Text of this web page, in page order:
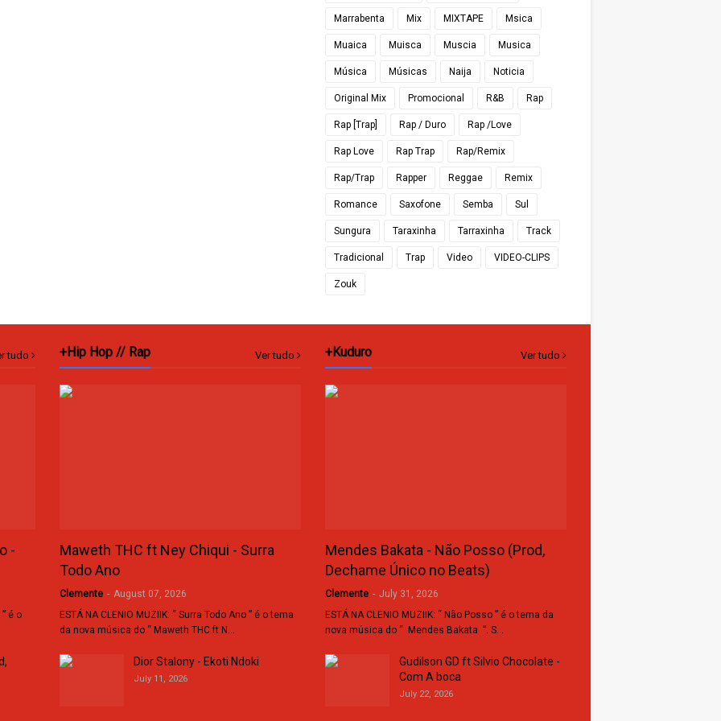
Marrabenta Mix MIXTAPE Msica
Muaica Muisca Muscia Musica
Música Músicas Naija Noticia
Original Mix Promocional R&B Rap
Rap [Trap] Rap / Duro Rap /Love
Rap Love Rap Trap Rap/Remix
Rap/Trap Rapper Reggae Remix
Romance Saxofone Semba Sul
Sungura Taraxinha Tarraxinha Track
Tradicional Trap Video VIDEO-CLIPS
Zouk
tudo
-
é o
+Hip Hop // Rap Ver tudo
Maweth THC ft Ney Chiqui - Surra
Todo Ano
Clemente - August 07, 2026
ESTÁ NA CLENIO MUZIIK: “ Surra Todo Ano ” é o tema
da nova música do “ Maweth THC ft N…
Dior Stalony - Ekoti Ndoki
July 11, 2026
+Kuduro Ver tudo
Mendes Bakata - Não Posso (Prod,
Dechame Único no Beats)
Clemente - July 31, 2026
ESTÁ NA CLENIO MUZIIK: “ Não Posso ” é o tema da
nova música do “ Mendes Bakata ”. S…
Gudilson GD ft Silvio Chocolate -
Com A boca
July 22, 2026